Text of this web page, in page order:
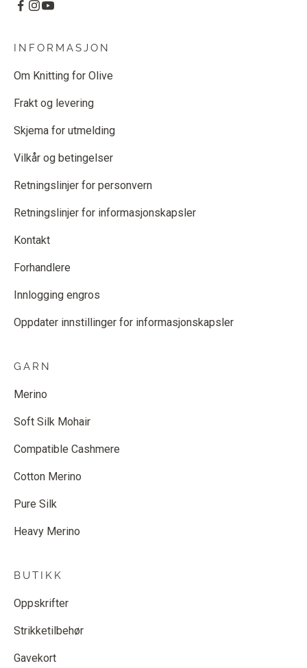
INFORMASJON
Om Knitting for Olive
Frakt og levering
Skjema for utmelding
Vilkår og betingelser
Retningslinjer for personvern
Retningslinjer for informasjonskapsler
Kontakt
Forhandlere
Innlogging engros
Oppdater innstillinger for informasjonskapsler
GARN
Merino
Soft Silk Mohair
Compatible Cashmere
Cotton Merino
Pure Silk
Heavy Merino
BUTIKK
Oppskrifter
Strikketilbehør
Gavekort